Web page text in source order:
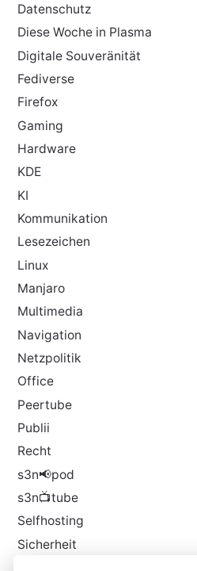
Datenschutz
Diese Woche in Plasma
Digitale Souveränität
Fediverse
Firefox
Gaming
Hardware
KDE
KI
Kommunikation
Lesezeichen
Linux
Manjaro
Multimedia
Navigation
Netzpolitik
Office
Peertube
Publii
Recht
s3n📢pod
s3n📺tube
Selfhosting
Sicherheit